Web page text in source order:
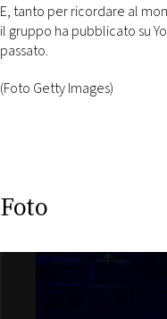
E, tanto per ricordare al
il gruppo ha pubblicato su
passato.
(Foto Getty Images)
Foto